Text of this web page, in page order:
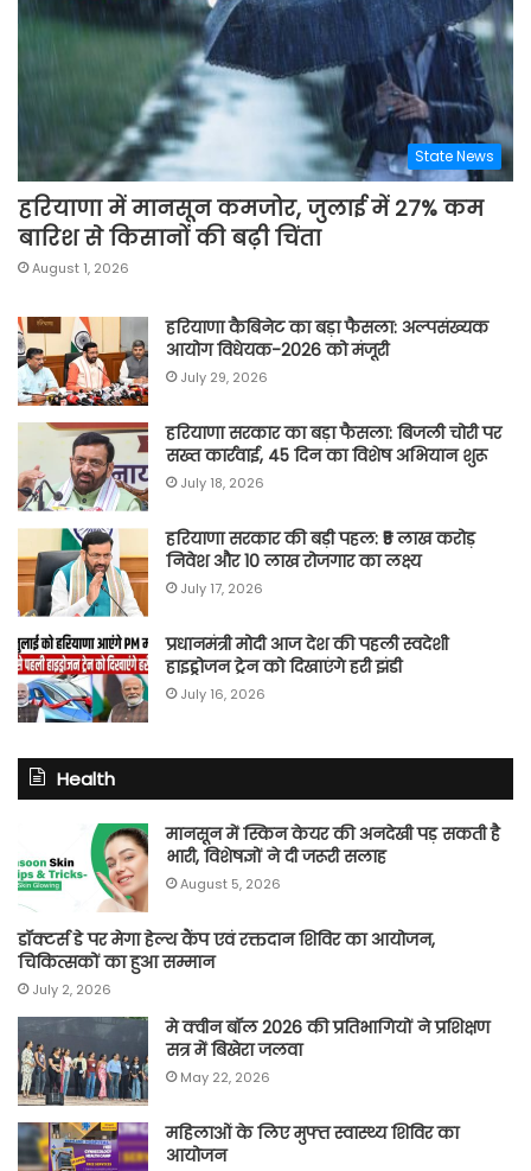
State News
हरियाणा में मानसून कमजोर, जुलाई में 27% कम
बारिश से किसानों की बढ़ी चिंता
August 1, 2026
हरियाणा कैबिनेट का बड़ा फैसला: अल्पसंख्यक
आयोग विधेयक-2026 को मंजूरी
July 29, 2026
हरियाणा सरकार का बड़ा फैसला: बिजली चोरी पर
सख्त कार्रवाई, 45 दिन का विशेष अभियान शुरू
July 18, 2026
हरियाणा सरकार की बड़ी पहल: ₹5 लाख करोड़
निवेश और 10 लाख रोजगार का लक्ष्य
July 17, 2026
प्रधानमंत्री मोदी आज देश की पहली स्वदेशी
हाइड्रोजन ट्रेन को दिखाएंगे हरी झंडी
July 16, 2026
Health
मानसून में स्किन केयर की अनदेखी पड़ सकती है
भारी, विशेषज्ञों ने दी जरूरी सलाह
August 5, 2026
डॉक्टर्स डे पर मेगा हेल्थ कैंप एवं रक्तदान शिविर का आयोजन,
चिकित्सकों का हुआ सम्मान
July 2, 2026
मे क्वीन बॉल 2026 की प्रतिभागियों ने प्रशिक्षण
सत्र में बिखेरा जलवा
May 22, 2026
महिलाओं के लिए मुफ्त स्वास्थ्य शिविर का
आयोजन